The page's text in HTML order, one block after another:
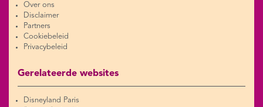
Over ons
Disclaimer
Partners
Cookiebeleid
Privacybeleid
Gerelateerde websites
Disneyland Paris